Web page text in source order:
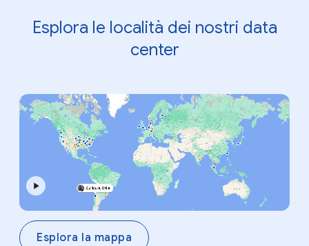
Esplora le località dei nostri data
center
Esplora la mappa